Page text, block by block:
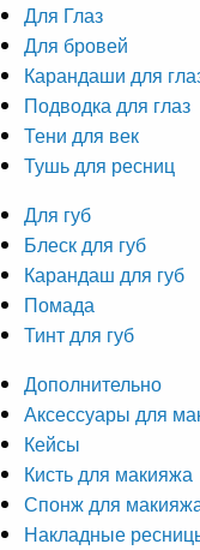
Для Глаз
Для бровей
Карандаши для
Подводка для глаз
Тени для век
Тушь для ресниц
Для губ
Блеск для губ
Карандаш для губ
Помада
Тинт для губ
Дополнительно
Аксессуары для
Кейсы
Кисть для макияжа
Спонж для
Накладные